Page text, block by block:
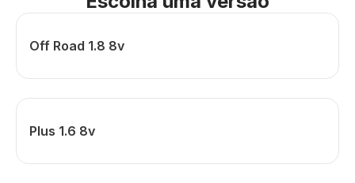
Off Road 1.8 8v
Plus 1.6 8v